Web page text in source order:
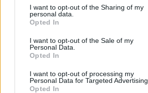
I want to opt-out of the Sharing of my
personal data.
Opted In
I want to opt-out of the Sale of my
Personal Data.
Opted In
I want to opt-out of processing my
Personal Data for Targeted Advertising.
Opted In
át adták, ami megfelelt annak az
hetek saját részvény vásárlásait
pedig még akad bőven a Pannunion-ban
eladását követően.
KEDVES OLVASÓNK!